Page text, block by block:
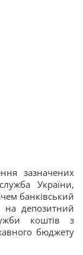
зазначених
України,
банківський
на депозитний
коштів з
бюджету